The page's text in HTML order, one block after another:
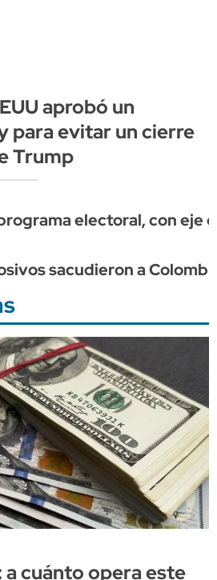
aprobó un
para evitar un cierre
Trump
electoral, con eje
sacudieron a
a cuánto opera este